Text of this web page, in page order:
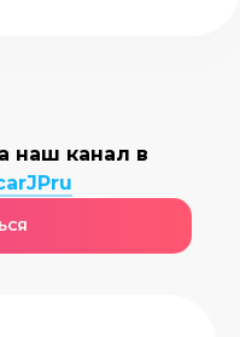
наш канал в